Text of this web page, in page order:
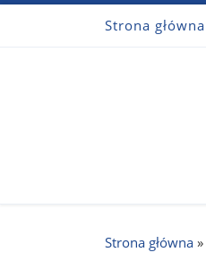
Przejdź do treściStrona główna
Strona główna »